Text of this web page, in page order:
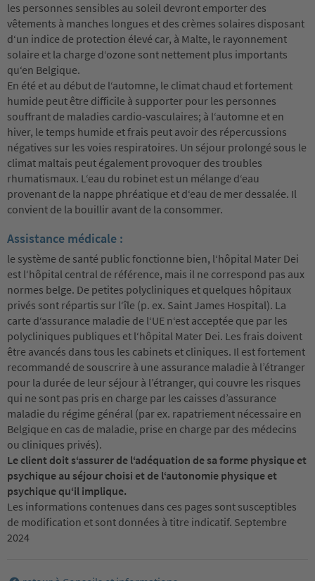
les personnes sensibles au soleil devront emporter des
vêtements à manches longues et des crèmes solaires disposant
d‘un indice de protection élevé car, à Malte, le rayonnement
solaire et la charge d‘ozone sont nettement plus importants
qu‘en Belgique.
En été et au début de l‘automne, le climat chaud et fortement
humide peut être difficile à supporter pour les personnes
souffrant de maladies cardio-vasculaires; à l‘automne et en
hiver, le temps humide et frais peut avoir des répercussions
négatives sur les voies respiratoires. Un séjour prolongé sous le
climat maltais peut également provoquer des troubles
rhumatismaux. L‘eau du robinet est un mélange d‘eau
provenant de la nappe phréatique et d‘eau de mer dessalée. Il
convient de la bouillir avant de la consommer.
Assistance médicale :
le système de santé public fonctionne bien, l‘hôpital Mater Dei
est l‘hôpital central de référence, mais il ne correspond pas aux
normes belge. De petites polycliniques et quelques hôpitaux
privés sont répartis sur l‘île (p. ex. Saint James Hospital). La
carte d‘assurance maladie de l‘UE n‘est acceptée que par les
polycliniques publiques et l‘hôpital Mater Dei. Les frais doivent
être avancés dans tous les cabinets et cliniques. Il est fortement
recommandé de souscrire à une assurance maladie à l’étranger
pour la durée de leur séjour à l’étranger, qui couvre les risques
qui ne sont pas pris en charge par les caisses d’assurance
maladie du régime général (par ex. rapatriement nécessaire en
Belgique en cas de maladie, prise en charge par des médecins
ou cliniques privés).
Le client doit s‘assurer de l‘adéquation de sa forme physique et
psychique au séjour choisi et de l‘autonomie physique et
psychique qu‘il implique.
Les informations contenues dans ces pages sont susceptibles
de modification et sont données à titre indicatif. Septembre
2024